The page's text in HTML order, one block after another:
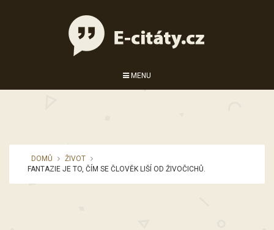
MENU
DOMŮ
ŽIVOT
FANTAZIE JE TO, ČÍM SE ČLOVĚK LIŠÍ OD ŽIVOČICHŮ.